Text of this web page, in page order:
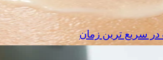
سریع‌ ترین زمان